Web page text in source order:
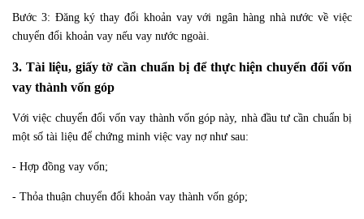
Bước 3: Đăng ký thay đổi khoản vay với ngân hàng nhà nước về việc
chuyển đổi khoản vay nếu vay nước ngoài.
3. Tài liệu, giấy tờ cần chuẩn bị để thực hiện chuyển đổi vốn
vay thành vốn góp
Với việc chuyển đổi vốn vay thành vốn góp này, nhà đầu tư cần chuẩn bị
một số tài liệu để chứng minh việc vay nợ như sau:
- Hợp đồng vay vốn;
- Thỏa thuận chuyển đổi khoản vay thành vốn góp;